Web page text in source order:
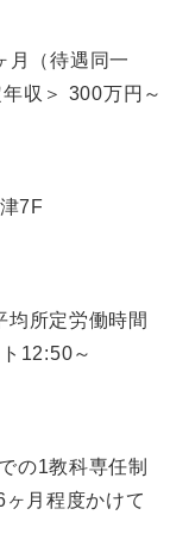
月（待遇同一
収＞ 300万円～
7F
所定労働時間
12:50～
の1教科専任制
月程度かけて